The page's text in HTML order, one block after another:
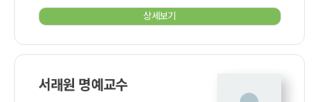
상세보기
서래원 명예교수